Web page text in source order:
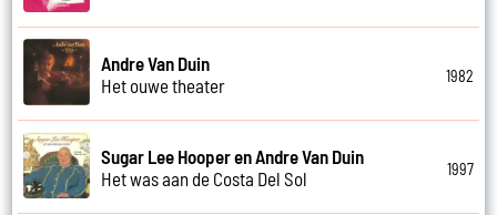
Andre Van Duin
Het ouwe theater
1982
Sugar Lee Hooper en Andre Van Duin
Het was aan de Costa Del Sol
1997